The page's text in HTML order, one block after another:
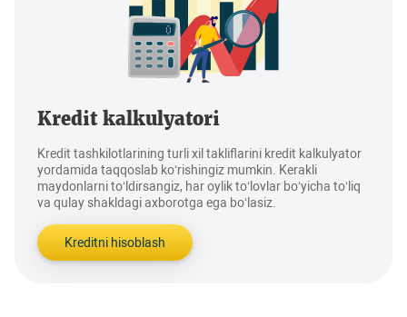
Kredit kalkulyatori
Kredit tashkilotlarining turli xil takliflarini kredit kalkulyator
yordamida taqqoslab ko‘rishingiz mumkin. Kerakli
maydonlarni to‘ldirsangiz, har oylik to‘lovlar bo‘yicha to‘liq
va qulay shakldagi axborotga ega bo‘lasiz.
Kreditni hisoblash